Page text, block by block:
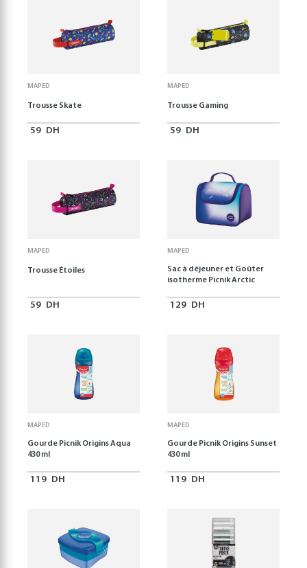
MAPED
Trousse Skate
59 DH
MAPED
Trousse Gaming
59 DH
MAPED
Trousse Étoiles
59 DH
MAPED
Sac à déjeuner et Goûter
isotherme Picnik Arctic
129 DH
MAPED
Gourde Picnik Origins Aqua
430 ml
119 DH
MAPED
Gourde Picnik Origins Sunset
430 ml
119 DH